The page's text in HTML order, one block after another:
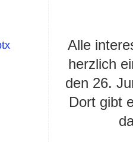
Alle
herzlich
den 26.
Dort gibt